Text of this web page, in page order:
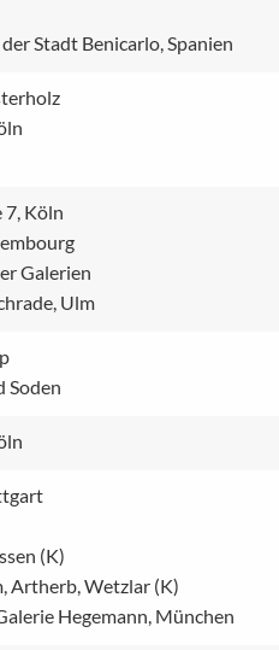
Stadt Benicarlo, Spanien
7, Köln
Galerien
Ulm
Soden
(K)
Artherb, Wetzlar (K)
Hegemann, München